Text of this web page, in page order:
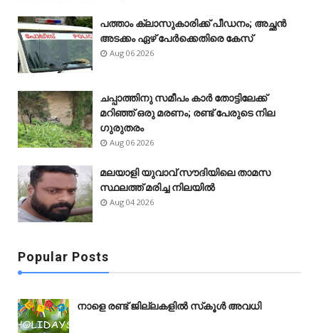
പത്താം ക്ലാസുകാരിക്ക് പീഡനം; അച്ഛൻ
അടക്കം ഏഴ് പേർക്കെതിരെ കേസ്
Aug 06 2026
ചപ്പാത്തിനു സമീപം കാർ തോട്ടിലേക്ക്
മറിഞ്ഞ് ഒരു മരണം; രണ്ട് പേരുടെ നില
ഗുരുതരം
Aug 06 2026
മലയാളി യുവാവ് സൗദിയിലെ താമസ
സ്ഥലത്ത് മരിച്ച നിലയിൽ
Aug 04 2026
Popular Posts
നാളെ രണ്ട് ജില്ലകളിൽ സ്‌കൂൾ അവധി